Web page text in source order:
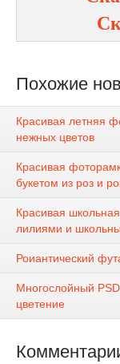
Похожие
Красивая летняя
нежных цветов
Красивая
букетом из роз и
Красивая
лилиями и
Роиантический
Многослойный
цветение